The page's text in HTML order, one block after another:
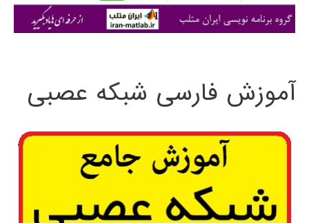
ی
آموزش فارسی شبکه عصبی